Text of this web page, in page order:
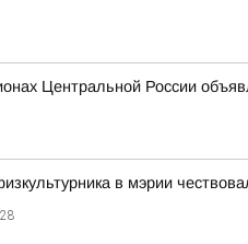
Центральной России
в мэрии